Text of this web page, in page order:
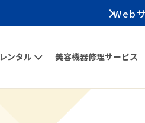
Web
ンタル 美容機器修理サービス